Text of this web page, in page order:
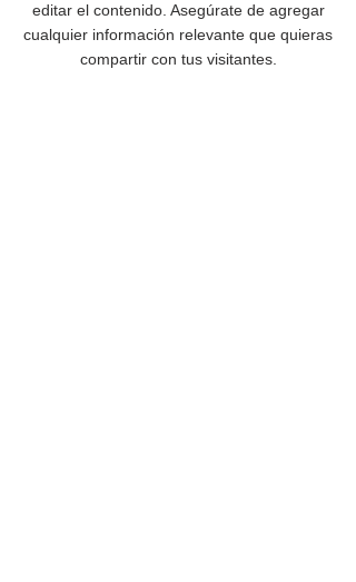
editar el contenido. Asegúrate de agregar
cualquier información relevante que quieras
compartir con tus visitantes.